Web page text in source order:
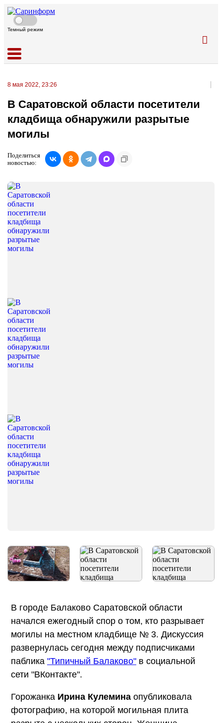
Темный режим
8 мая 2022, 23:26
В Саратовской области посетители
кладбища обнаружили разрытые
могилы
Поделиться
новостью:
В городе Балаково Саратовской области
начался ежегодный спор о том, кто разрывает
могилы на местном кладбище № 3. Дискуссия
развернулась сегодня между подписчиками
паблика "Типичный Балаково" в социальной
сети "ВКонтакте".
Горожанка Ирина Кулемина опубликовала
фотографию, на которой могильная плита